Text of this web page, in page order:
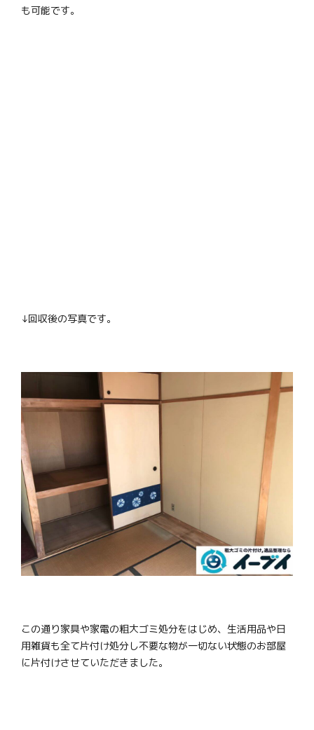
も可能です。
↓回収後の写真です。
この通り家具や家電の粗大ゴミ処分をはじめ、生活用品や日
用雑貨も全て片付け処分し不要な物が一切ない状態のお部屋
に片付けさせていただきました。